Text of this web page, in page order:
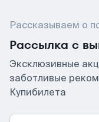
Рассказываем о
Рассылка с
Эксклюзивные
заботливые
Купибилета